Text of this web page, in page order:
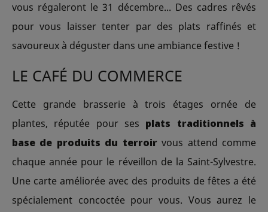
vous régaleront le 31 décembre... Des cadres rêvés
pour vous laisser tenter par des plats raffinés et
savoureux à déguster dans une ambiance festive !
LE CAFÉ DU COMMERCE
Cette grande brasserie à trois étages ornée de
plantes, réputée pour ses plats traditionnels à
base de produits du terroirvous attend comme
chaque année pour le réveillon de la Saint-Sylvestre.
Une carte améliorée avec des produits de fêtes a été
spécialement concoctée pour vous. Vous aurez le